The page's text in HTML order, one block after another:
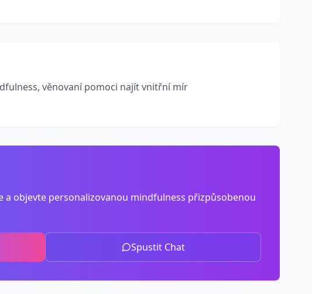
věnovaní pomoci najít vnitřní mír
a objevte personalizovanou mindfulness přizpůsobenou
Spustit Chat